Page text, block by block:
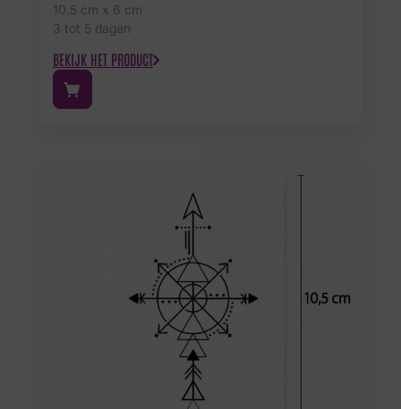
10.5 cm x 6 cm
3 tot 5 dagen
BEKIJK HET PRODUCT